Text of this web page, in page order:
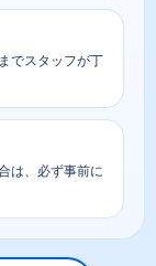
でスタッフが丁
は、必ず事前に